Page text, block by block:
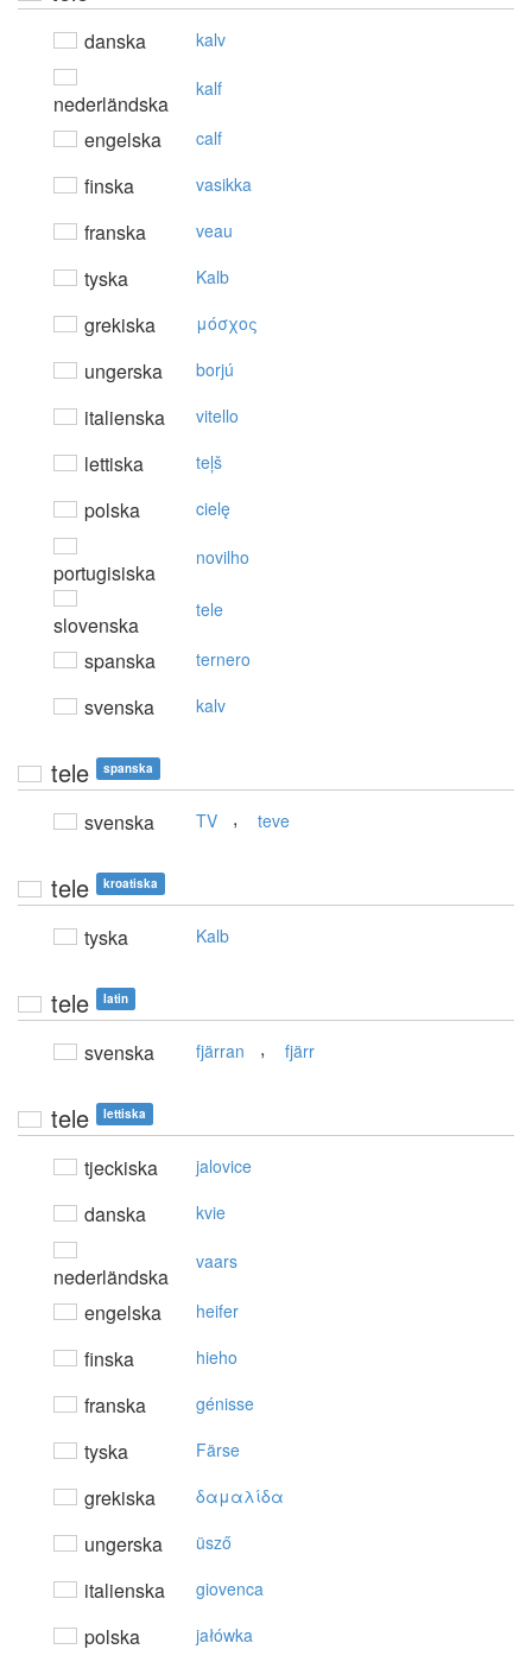
danska kalv
nederländska
kalf
engelska calf
finska vasikka
franska veau
tyska Kalb
grekiska μόσχoς
ungerska borjú
italienska vitello
lettiska teļš
polska cielę
portugisiska
novilho
slovenska
tele
spanska ternero
svenska kalv
tele spanska
svenska TV , teve
tele kroatiska
tyska Kalb
tele latin
svenska fjärran , fjärr
tele lettiska
tjeckiska jalovice
danska kvie
nederländska
vaars
engelska heifer
finska hieho
franska génisse
tyska Färse
grekiska δαμαλίδα
ungerska üsző
italienska giovenca
polska jałówka